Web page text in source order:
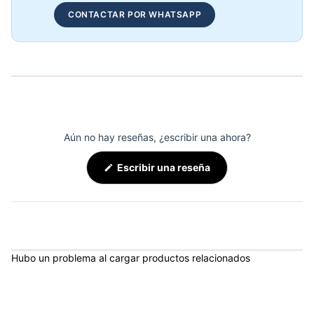
CONTACTAR POR WHATSAPP
Aún no hay reseñas, ¿escribir una ahora?
Escribir una reseña(Se
abre
en
nueva
Hubo un problema al cargar productos relacionados